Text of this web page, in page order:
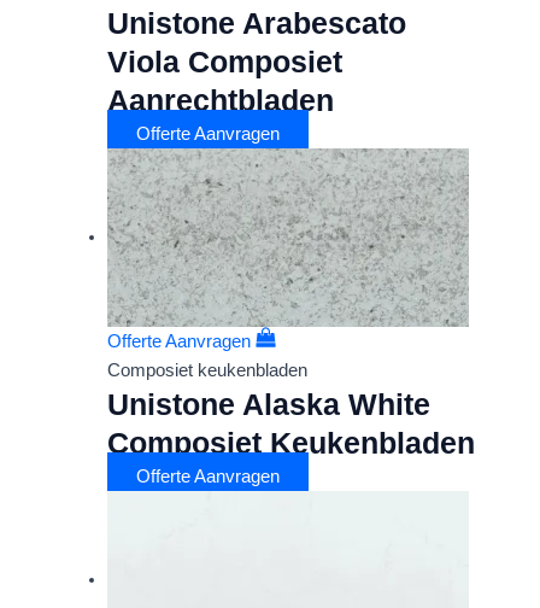
Unistone Arabescato
Viola Composiet
Aanrechtbladen
Offerte Aanvragen
Offerte Aanvragen
Composiet keukenbladen
Unistone Alaska White
Composiet Keukenbladen
Offerte Aanvragen